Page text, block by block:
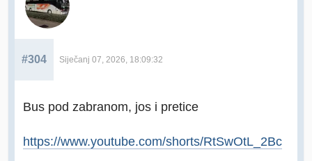
#304 Siječanj 07, 2026, 18:09:32
Bus pod zabranom, jos i pretice
https://www.youtube.com/shorts/RtSwOtL_2Bc